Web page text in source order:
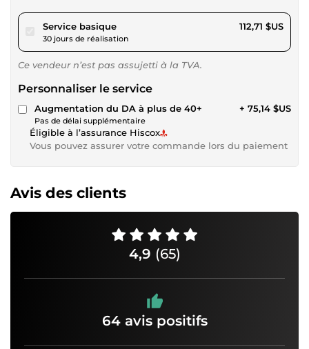
Service basiquepour 103,88 $US
30 jours de réalisation
112,71 $US
Ce vendeur n’est pas assujetti à la TVA.
Personnaliser le service
Augmentation du DA à plus de 40+
Pas de délai supplémentaire
+ 75,14 $US
Éligible à l’assurance Hiscox
Vous pouvez assurer votre commande lors du paiement
Avis des clients
4,9 (65)
64 avis positifs